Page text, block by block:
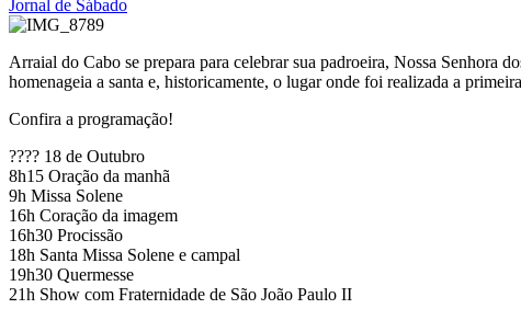
Jornal de Sábado
Arraial do Cabo se prepara para celebrar sua padroeira, Nossa Senhora
homenageia a santa e, historicamente, o lugar onde foi realizada a
Confira a programação!
????️ 18 de Outubro
8h15 Oração da manhã
9h Missa Solene
16h Coração da imagem
16h30 Procissão
18h Santa Missa Solene e campal
19h30 Quermesse
21h Show com Fraternidade de São João Paulo II